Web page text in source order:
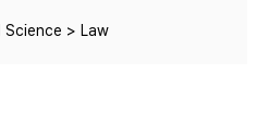
Science > Law